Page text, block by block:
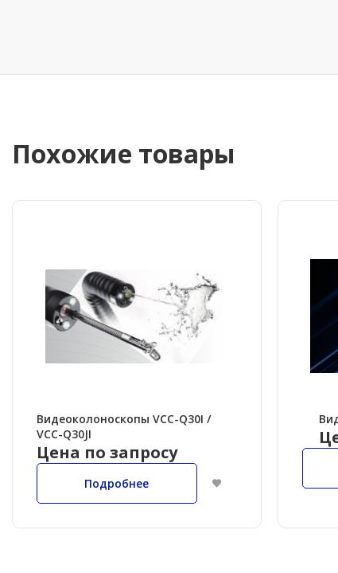
Похожие товары
Видеоколоноскопы VCC-Q30I /
VCC-Q30JI
Цена по запросу
Подробнее